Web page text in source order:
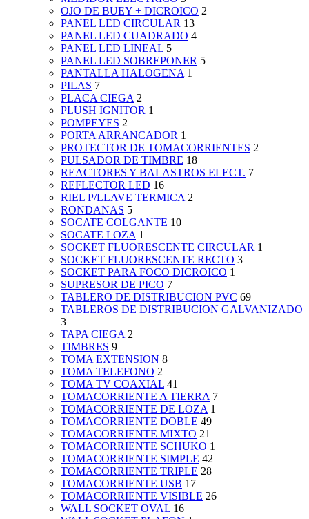
OJO DE BUEY + DICROICO 2
PANEL LED CIRCULAR 13
PANEL LED CUADRADO 4
PANEL LED LINEAL 5
PANEL LED SOBREPONER 5
PANTALLA HALOGENA 1
PILAS 7
PLACA CIEGA 2
PLUSH IGNITOR 1
POMPEYES 2
PORTA ARRANCADOR 1
PROTECTOR DE TOMACORRIENTES 2
PULSADOR DE TIMBRE 18
REACTORES Y BALASTROS ELECT. 7
REFLECTOR LED 16
RIEL P/LLAVE TERMICA 2
RONDANAS 5
SOCATE COLGANTE 10
SOCATE LOZA 1
SOCKET FLUORESCENTE CIRCULAR 1
SOCKET FLUORESCENTE RECTO 3
SOCKET PARA FOCO DICROICO 1
SUPRESOR DE PICO 7
TABLERO DE DISTRIBUCION PVC 69
TABLEROS DE DISTRIBUCION GALVANIZADO
3
TAPA CIEGA 2
TIMBRES 9
TOMA EXTENSION 8
TOMA TELEFONO 2
TOMA TV COAXIAL 41
TOMACORRIENTE A TIERRA 7
TOMACORRIENTE DE LOZA 1
TOMACORRIENTE DOBLE 49
TOMACORRIENTE MIXTO 21
TOMACORRIENTE SCHUKO 1
TOMACORRIENTE SIMPLE 42
TOMACORRIENTE TRIPLE 28
TOMACORRIENTE USB 17
TOMACORRIENTE VISIBLE 26
WALL SOCKET OVAL 16